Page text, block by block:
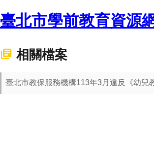
臺北市學前教育資源
相關檔案
臺北市教保服務機構113年3月違反《幼兒